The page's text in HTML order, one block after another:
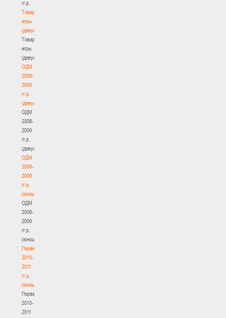
гг.р.
Товарищеские
игры
(девушки)
Товарищеские
игры
(девушки)
ОДМ
2008-
2009
гг.р.
(девушки)
ОДМ
2008-
2009
гг.р.
(девушки)
ОДМ
2008-
2009
гг.р.
(юноши)
ОДМ
2008-
2009
гг.р.
(юноши)
Первенство
2010-
2011
гг.р.
(юноши)
Первенство
2010-
2011